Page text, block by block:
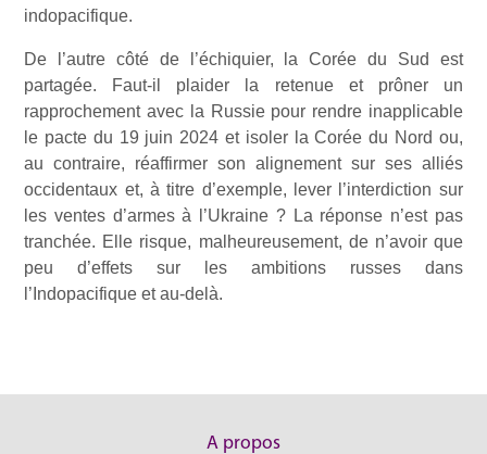
indopacifique.
De l’autre côté de l’échiquier, la Corée du Sud est
partagée. Faut-il plaider la retenue et prôner un
rapprochement avec la Russie pour rendre inapplicable
le pacte du 19 juin 2024 et isoler la Corée du Nord ou,
au contraire, réaffirmer son alignement sur ses alliés
occidentaux et, à titre d’exemple, lever l’interdiction sur
les ventes d’armes à l’Ukraine ? La réponse n’est pas
tranchée. Elle risque, malheureusement, de n’avoir que
peu d’effets sur les ambitions russes dans
l’Indopacifique et au-delà.
A propos